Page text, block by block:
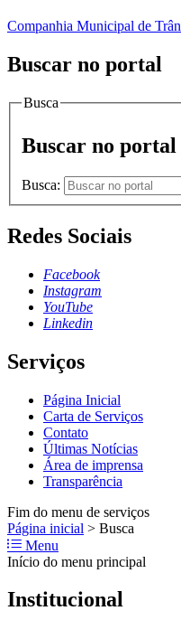
Companhia Municipal de
Buscar no portal
Busca
Buscar no portal
Busca:
Redes Sociais
Facebook
Instagram
YouTube
Linkedin
Serviços
Página Inicial
Carta de Serviços
Contato
Últimas Notícias
Área de imprensa
Transparência
Fim do menu de serviços
Página inicial > Busca
Menu
Início do menu principal
Institucional